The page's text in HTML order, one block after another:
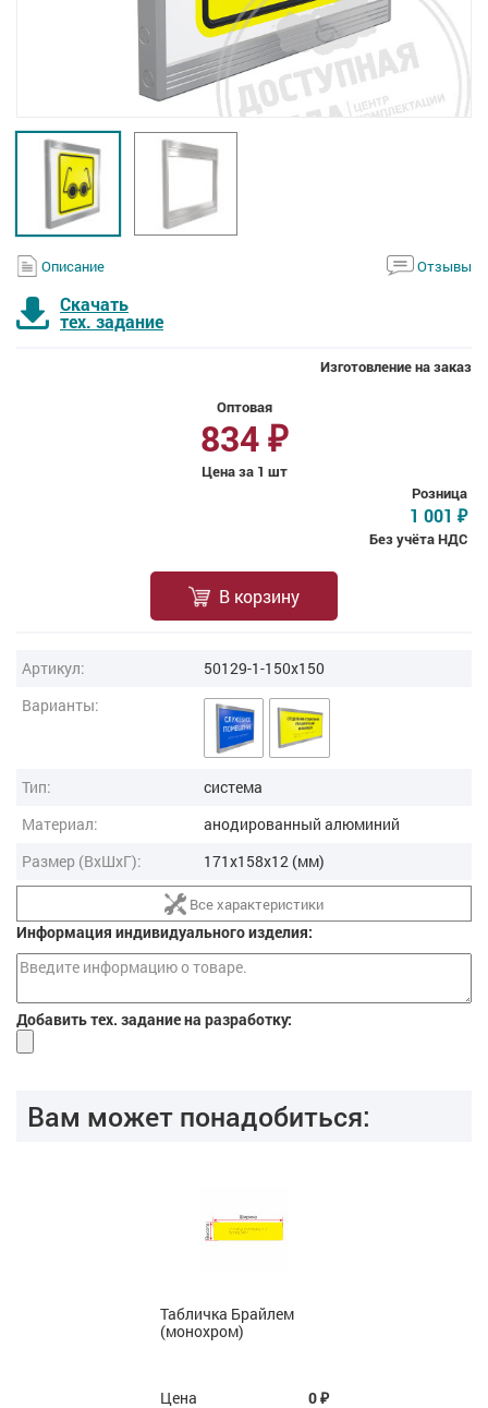
Описание Отзывы
Скачать
тех. задание
Изготовление на заказ
Оптовая
834 ₽
Цена за 1 шт
Розница
1 001 ₽
Без учёта НДС
В корзину
Артикул:
50129-1-150x150
Варианты:
Тип:
система
Материал:
анодированный алюминий
Размер (ВxШxГ):
171x158x12 (мм)
Все характеристики
Информация индивидуального изделия:
Добавить тех. задание на разработку:
Вам может понадобиться:
Табличка Брайлем
(монохром)
Цена 0₽